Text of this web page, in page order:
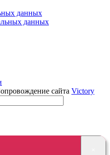
данных
данных
сайта Victory